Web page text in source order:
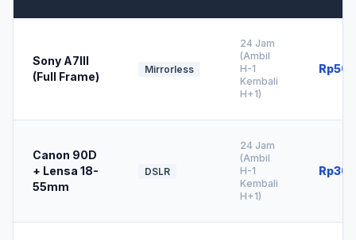
Sony A7III
(Full Frame)
Mirrorless
24 Jam
(Ambil
H-1
Kembali
H+1)
Canon 90D
+ Lensa 18-
55mm
DSLR
24 Jam
(Ambil
H-1
Kembali
H+1)